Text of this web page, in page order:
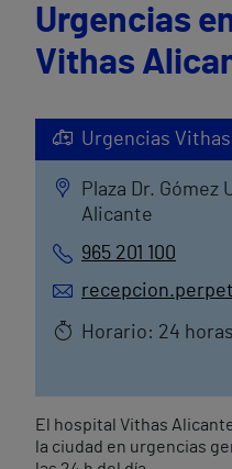
Urgencias
Vithas
Urgencias
Plaza Dr. Gómez
Alicante
965 201 100
Horario: 24 horas
El hospital Vithas
la ciudad en urgencias